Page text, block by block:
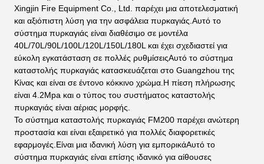
Xingjin Fire Equipment Co., Ltd. παρέχει μια αποτελεσματική
και αξιόπιστη λύση για την ασφάλεια πυρκαγιάς.Αυτό το
σύστημα πυρκαγιάς είναι διαθέσιμο σε μοντέλα
40L/70L/90L/100L/120L/150L/180L και έχει σχεδιαστεί για
εύκολη εγκατάσταση σε πολλές ρυθμίσειςΑυτό το σύστημα
καταστολής πυρκαγιάς κατασκευάζεται στο Guangzhou της
Κίνας και είναι σε έντονο κόκκινο χρώμα.Η πίεση πλήρωσης
είναι 4.2Mpa και ο τύπος του συστήματος καταστολής
πυρκαγιάς είναι αέριας μορφής.
Το σύστημα καταστολής πυρκαγιάς FM200 παρέχει ανώτερη
προστασία και είναι εξαιρετικό για πολλές διαφορετικές
εφαρμογές.Είναι μια ιδανική λύση για εμπορικάΑυτό το
σύστημα πυρκαγιάς είναι επίσης ιδανικό για αίθουσες